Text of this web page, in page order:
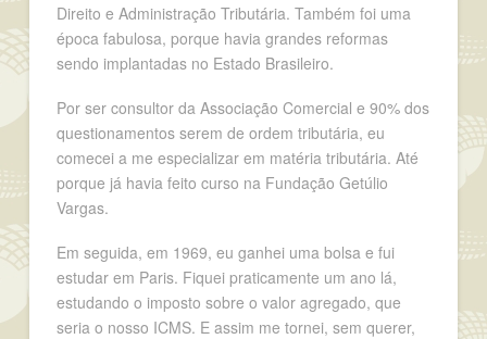
Direito e Administração Tributária. Também foi uma
época fabulosa, porque havia grandes reformas
sendo implantadas no Estado Brasileiro.
Por ser consultor da Associação Comercial e 90% dos
questionamentos serem de ordem tributária, eu
comecei a me especializar em matéria tributária. Até
porque já havia feito curso na Fundação Getúlio
Vargas.
Em seguida, em 1969, eu ganhei uma bolsa e fui
estudar em Paris. Fiquei praticamente um ano lá,
estudando o imposto sobre o valor agregado, que
seria o nosso ICMS. E assim me tornei, sem querer,